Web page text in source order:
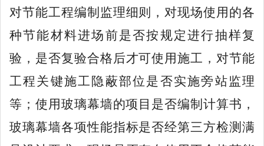
对节能工程编制监理细则，对现场使用的各
种节能材料进场前是否按规定进行抽样复
验，是否复验合格后才可使用施工，对节能
工程关键施工隐蔽部位是否实施旁站监理
等；使用玻璃幕墙的项目是否编制计算书，
玻璃幕墙各项性能指标是否经第三方检测满